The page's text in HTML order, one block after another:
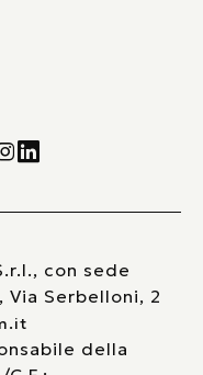
con sede
Via Serbelloni, 2
della